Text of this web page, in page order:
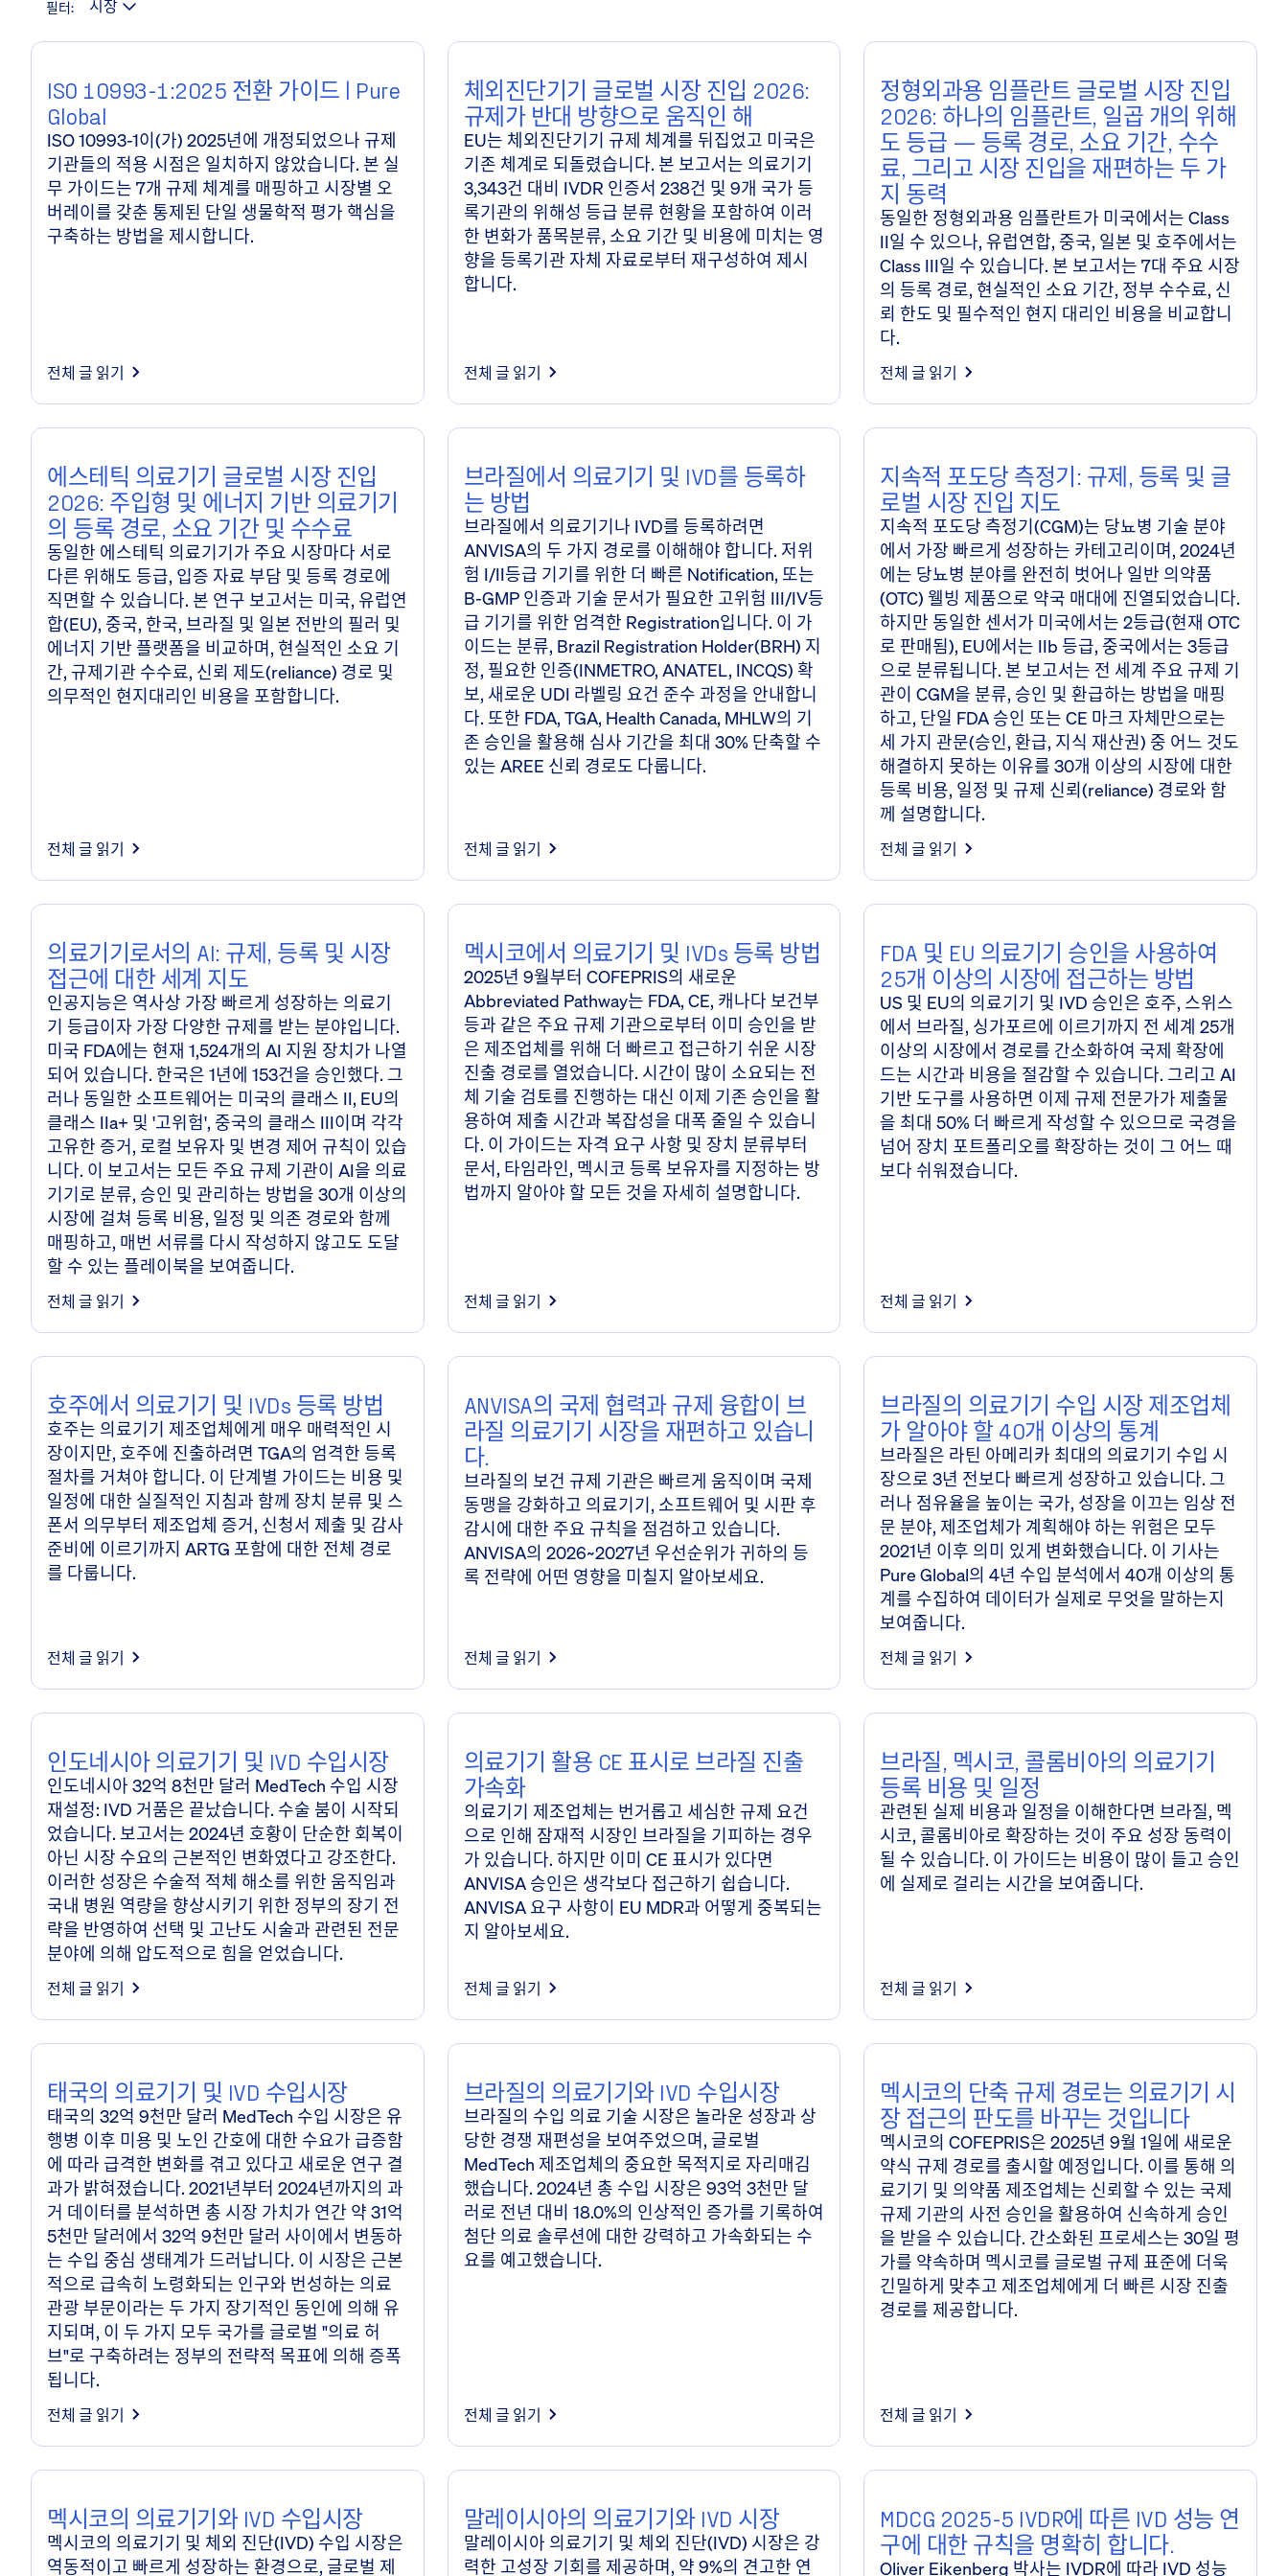
필터: 시장
표시된 항목: 51
ISO 10993-1:2025 전환 가이드 | Pure
Global
ISO 10993-1이(가) 2025년에 개정되었으나 규제
기관들의 적용 시점은 일치하지 않았습니다. 본 실
무 가이드는 7개 규제 체계를 매핑하고 시장별 오
버레이를 갖춘 통제된 단일 생물학적 평가 핵심을
구축하는 방법을 제시합니다.
전체 글 읽기
심층 연구
체외진단기기 글로벌 시장 진입 2026:
규제가 반대 방향으로 움직인 해
EU는 체외진단기기 규제 체계를 뒤집었고 미국은
기존 체계로 되돌렸습니다. 본 보고서는 의료기기
3,343건 대비 IVDR 인증서 238건 및 9개 국가 등
록기관의 위해성 등급 분류 현황을 포함하여 이러
한 변화가 품목분류, 소요 기간 및 비용에 미치는 영
향을 등록기관 자체 자료로부터 재구성하여 제시
합니다.
전체 글 읽기
심층 연구
정형외과용 임플란트 글로벌 시장 진입
2026: 하나의 임플란트, 일곱 개의 위해
도 등급 — 등록 경로, 소요 기간, 수수
료, 그리고 시장 진입을 재편하는 두 가
지 동력
동일한 정형외과용 임플란트가 미국에서는 Class
II일 수 있으나, 유럽연합, 중국, 일본 및 호주에서는
Class III일 수 있습니다. 본 보고서는 7대 주요 시장
의 등록 경로, 현실적인 소요 기간, 정부 수수료, 신
뢰 한도 및 필수적인 현지 대리인 비용을 비교합니
다.
전체 글 읽기
심층 연구
에스테틱 의료기기 글로벌 시장 진입
2026: 주입형 및 에너지 기반 의료기기
의 등록 경로, 소요 기간 및 수수료
동일한 에스테틱 의료기기가 주요 시장마다 서로
다른 위해도 등급, 입증 자료 부담 및 등록 경로에
직면할 수 있습니다. 본 연구 보고서는 미국, 유럽연
합(EU), 중국, 한국, 브라질 및 일본 전반의 필러 및
에너지 기반 플랫폼을 비교하며, 현실적인 소요 기
간, 규제기관 수수료, 신뢰 제도(reliance) 경로 및
의무적인 현지대리인 비용을 포함합니다.
전체 글 읽기
브라질에서 의료기기 및 IVD를 등록하
는 방법
브라질에서 의료기기나 IVD를 등록하려면
ANVISA의 두 가지 경로를 이해해야 합니다. 저위
험 I/II등급 기기를 위한 더 빠른 Notification, 또는
B-GMP 인증과 기술 문서가 필요한 고위험 III/IV등
급 기기를 위한 엄격한 Registration입니다. 이 가
이드는 분류, Brazil Registration Holder(BRH) 지
정, 필요한 인증(INMETRO, ANATEL, INCQS) 확
보, 새로운 UDI 라벨링 요건 준수 과정을 안내합니
다. 또한 FDA, TGA, Health Canada, MHLW의 기
존 승인을 활용해 심사 기간을 최대 30% 단축할 수
있는 AREE 신뢰 경로도 다룹니다.
전체 글 읽기
심층 연구
지속적 포도당 측정기: 규제, 등록 및 글
로벌 시장 진입 지도
지속적 포도당 측정기(CGM)는 당뇨병 기술 분야
에서 가장 빠르게 성장하는 카테고리이며, 2024년
에는 당뇨병 분야를 완전히 벗어나 일반 의약품
(OTC) 웰빙 제품으로 약국 매대에 진열되었습니다.
하지만 동일한 센서가 미국에서는 2등급(현재 OTC
로 판매됨), EU에서는 IIb 등급, 중국에서는 3등급
으로 분류됩니다. 본 보고서는 전 세계 주요 규제 기
관이 CGM을 분류, 승인 및 환급하는 방법을 매핑
하고, 단일 FDA 승인 또는 CE 마크 자체만으로는
세 가지 관문(승인, 환급, 지식 재산권) 중 어느 것도
해결하지 못하는 이유를 30개 이상의 시장에 대한
등록 비용, 일정 및 규제 신뢰(reliance) 경로와 함
께 설명합니다.
전체 글 읽기
심층 연구
의료기기로서의 AI: 규제, 등록 및 시장
접근에 대한 세계 지도
인공지능은 역사상 가장 빠르게 성장하는 의료기
기 등급이자 가장 다양한 규제를 받는 분야입니다.
미국 FDA에는 현재 1,524개의 AI 지원 장치가 나열
되어 있습니다. 한국은 1년에 153건을 승인했다. 그
러나 동일한 소프트웨어는 미국의 클래스 II, EU의
클래스 IIa+ 및 '고위험', 중국의 클래스 III이며 각각
고유한 증거, 로컬 보유자 및 변경 제어 규칙이 있습
니다. 이 보고서는 모든 주요 규제 기관이 AI을 의료
기기로 분류, 승인 및 관리하는 방법을 30개 이상의
시장에 걸쳐 등록 비용, 일정 및 의존 경로와 함께
매핑하고, 매번 서류를 다시 작성하지 않고도 도달
할 수 있는 플레이북을 보여줍니다.
전체 글 읽기
멕시코에서 의료기기 및 IVDs 등록 방법
2025년 9월부터 COFEPRIS의 새로운
Abbreviated Pathway는 FDA, CE, 캐나다 보건부
등과 같은 주요 규제 기관으로부터 이미 승인을 받
은 제조업체를 위해 더 빠르고 접근하기 쉬운 시장
진출 경로를 열었습니다. 시간이 많이 소요되는 전
체 기술 검토를 진행하는 대신 이제 기존 승인을 활
용하여 제출 시간과 복잡성을 대폭 줄일 수 있습니
다. 이 가이드는 자격 요구 사항 및 장치 분류부터
문서, 타임라인, 멕시코 등록 보유자를 지정하는 방
법까지 알아야 할 모든 것을 자세히 설명합니다.
전체 글 읽기
FDA 및 EU 의료기기 승인을 사용하여
25개 이상의 시장에 접근하는 방법
US 및 EU의 의료기기 및 IVD 승인은 호주, 스위스
에서 브라질, 싱가포르에 이르기까지 전 세계 25개
이상의 시장에서 경로를 간소화하여 국제 확장에
드는 시간과 비용을 절감할 수 있습니다. 그리고 AI
기반 도구를 사용하면 이제 규제 전문가가 제출물
을 최대 50% 더 빠르게 작성할 수 있으므로 국경을
넘어 장치 포트폴리오를 확장하는 것이 그 어느 때
보다 쉬워졌습니다.
전체 글 읽기
호주에서 의료기기 및 IVDs 등록 방법
호주는 의료기기 제조업체에게 매우 매력적인 시
장이지만, 호주에 진출하려면 TGA의 엄격한 등록
절차를 거쳐야 합니다. 이 단계별 가이드는 비용 및
일정에 대한 실질적인 지침과 함께 장치 분류 및 스
폰서 의무부터 제조업체 증거, 신청서 제출 및 감사
준비에 이르기까지 ARTG 포함에 대한 전체 경로
를 다룹니다.
전체 글 읽기
ANVISA의 국제 협력과 규제 융합이 브
라질 의료기기 시장을 재편하고 있습니
다.
브라질의 보건 규제 기관은 빠르게 움직이며 국제
동맹을 강화하고 의료기기, 소프트웨어 및 시판 후
감시에 대한 주요 규칙을 점검하고 있습니다.
ANVISA의 2026~2027년 우선순위가 귀하의 등
록 전략에 어떤 영향을 미칠지 알아보세요.
전체 글 읽기
브라질의 의료기기 수입 시장 제조업체
가 알아야 할 40개 이상의 통계
브라질은 라틴 아메리카 최대의 의료기기 수입 시
장으로 3년 전보다 빠르게 성장하고 있습니다. 그
러나 점유율을 높이는 국가, 성장을 이끄는 임상 전
문 분야, 제조업체가 계획해야 하는 위험은 모두
2021년 이후 의미 있게 변화했습니다. 이 기사는
Pure Global의 4년 수입 분석에서 40개 이상의 통
계를 수집하여 데이터가 실제로 무엇을 말하는지
보여줍니다.
전체 글 읽기
인도네시아 의료기기 및 IVD 수입시장
인도네시아 32억 8천만 달러 MedTech 수입 시장
재설정: IVD 거품은 끝났습니다. 수술 붐이 시작되
었습니다. 보고서는 2024년 호황이 단순한 회복이
아닌 시장 수요의 근본적인 변화였다고 강조한다.
이러한 성장은 수술적 적체 해소를 위한 움직임과
국내 병원 역량을 향상시키기 위한 정부의 장기 전
략을 반영하여 선택 및 고난도 시술과 관련된 전문
분야에 의해 압도적으로 힘을 얻었습니다.
전체 글 읽기
의료기기 활용 CE 표시로 브라질 진출
가속화
의료기기 제조업체는 번거롭고 세심한 규제 요건
으로 인해 잠재적 시장인 브라질을 기피하는 경우
가 있습니다. 하지만 이미 CE 표시가 있다면
ANVISA 승인은 생각보다 접근하기 쉽습니다.
ANVISA 요구 사항이 EU MDR과 어떻게 중복되는
지 알아보세요.
전체 글 읽기
브라질, 멕시코, 콜롬비아의 의료기기
등록 비용 및 일정
관련된 실제 비용과 일정을 이해한다면 브라질, 멕
시코, 콜롬비아로 확장하는 것이 주요 성장 동력이
될 수 있습니다. 이 가이드는 비용이 많이 들고 승인
에 실제로 걸리는 시간을 보여줍니다.
전체 글 읽기
태국의 의료기기 및 IVD 수입시장
태국의 32억 9천만 달러 MedTech 수입 시장은 유
행병 이후 미용 및 노인 간호에 대한 수요가 급증함
에 따라 급격한 변화를 겪고 있다고 새로운 연구 결
과가 밝혀졌습니다. 2021년부터 2024년까지의 과
거 데이터를 분석하면 총 시장 가치가 연간 약 31억
5천만 달러에서 32억 9천만 달러 사이에서 변동하
는 수입 중심 생태계가 드러납니다. 이 시장은 근본
적으로 급속히 노령화되는 인구와 번성하는 의료
관광 부문이라는 두 가지 장기적인 동인에 의해 유
지되며, 이 두 가지 모두 국가를 글로벌 "의료 허
브"로 구축하려는 정부의 전략적 목표에 의해 증폭
됩니다.
전체 글 읽기
브라질의 의료기기와 IVD 수입시장
브라질의 수입 의료 기술 시장은 놀라운 성장과 상
당한 경쟁 재편성을 보여주었으며, 글로벌
MedTech 제조업체의 중요한 목적지로 자리매김
했습니다. 2024년 총 수입 시장은 93억 3천만 달
러로 전년 대비 18.0%의 인상적인 증가를 기록하여
첨단 의료 솔루션에 대한 강력하고 가속화되는 수
요를 예고했습니다.
전체 글 읽기
멕시코의 단축 규제 경로는 의료기기 시
장 접근의 판도를 바꾸는 것입니다
멕시코의 COFEPRIS은 2025년 9월 1일에 새로운
약식 규제 경로를 출시할 예정입니다. 이를 통해 의
료기기 및 의약품 제조업체는 신뢰할 수 있는 국제
규제 기관의 사전 승인을 활용하여 신속하게 승인
을 받을 수 있습니다. 간소화된 프로세스는 30일 평
가를 약속하며 멕시코를 글로벌 규제 표준에 더욱
긴밀하게 맞추고 제조업체에게 더 빠른 시장 진출
경로를 제공합니다.
전체 글 읽기
멕시코의 의료기기와 IVD 수입시장
멕시코의 의료기기 및 체외 진단(IVD) 수입 시장은
역동적이고 빠르게 성장하는 환경으로, 글로벌 제
말레이시아의 의료기기와 IVD 시장
말레이시아 의료기기 및 체외 진단(IVD) 시장은 강
력한 고성장 기회를 제공하며, 약 9%의 견고한 연
MDCG 2025-5 IVDR에 따른 IVD 성능 연
구에 대한 규칙을 명확히 합니다.
Oliver Eikenberg 박사는 IVDR에 따라 IVD 성능